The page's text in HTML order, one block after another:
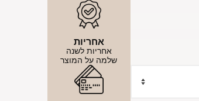
אחריות
אחריות לשנה
שלמה על המוצר